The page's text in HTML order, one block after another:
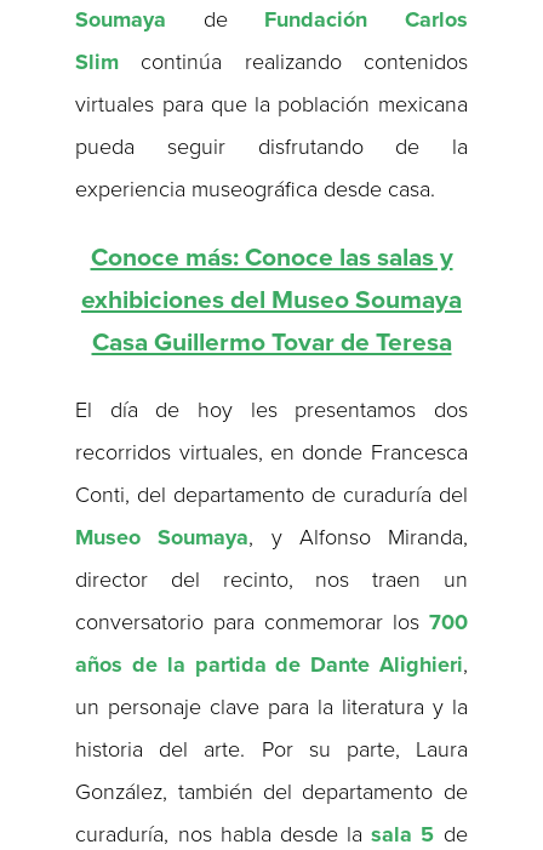
Soumaya de Fundación Carlos
Slim continúa realizando contenidos
virtuales para que la población mexicana
pueda seguir disfrutando de la
experiencia museográfica desde casa.
Conoce más: Conoce las salas y
exhibiciones del Museo Soumaya
Casa Guillermo Tovar de Teresa
El día de hoy les presentamos dos
recorridos virtuales, en donde Francesca
Conti, del departamento de curaduría del
Museo Soumaya, y Alfonso Miranda,
director del recinto, nos traen un
conversatorio para conmemorar los 700
años de la partida de Dante Alighieri,
un personaje clave para la literatura y la
historia del arte. Por su parte, Laura
González, también del departamento de
curaduría, nos habla desde lasala 5 de